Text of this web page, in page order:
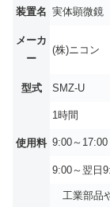
装置名 実体顕微鏡
メーカ
ー
(株)ニコン
型式 SMZ-U
使用料
1時間
9:00～17:00
9:00～翌日
工業部品